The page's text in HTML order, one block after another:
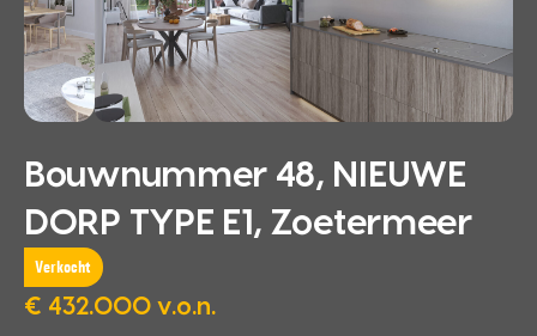
Bouwnummer 48, NIEUWE
DORP TYPE E1, Zoetermeer
Verkocht
€ 432.000 v.o.n.